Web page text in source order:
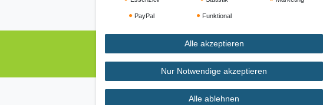
PayPal Funktional
Alle akzeptieren
Nur Notwendige akzeptieren
Alle ablehnen